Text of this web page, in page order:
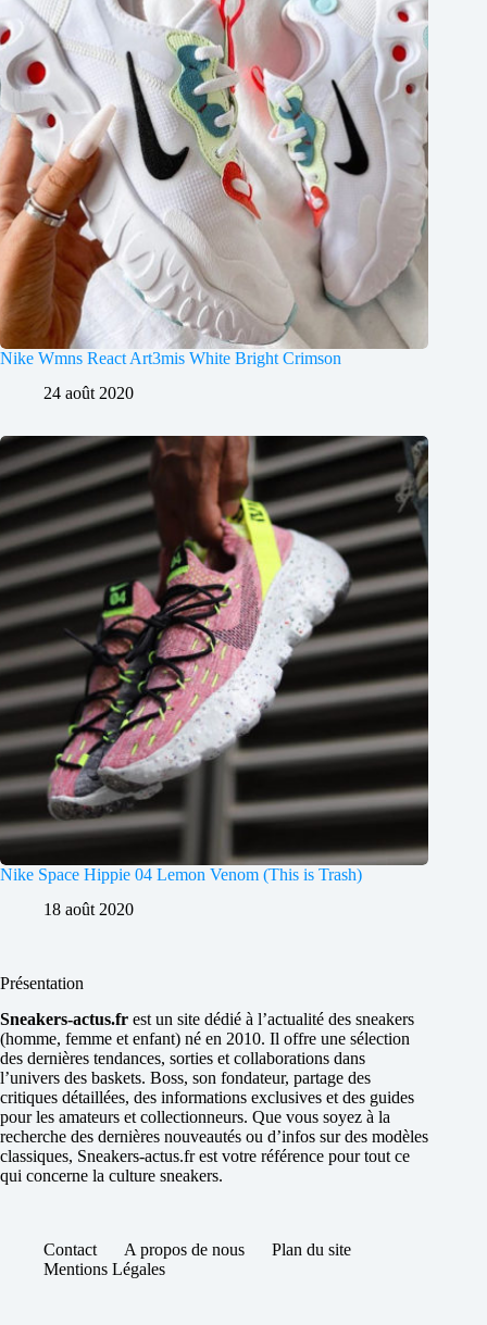
Nike Wmns React Art3mis White Bright Crimson
24 août 2020
Nike Space Hippie 04 Lemon Venom (This is Trash)
18 août 2020
Présentation
Sneakers-actus.fr est un site dédié à l’actualité des sneakers
(homme, femme et enfant) né en 2010. Il offre une sélection
des dernières tendances, sorties et collaborations dans
l’univers des baskets. Boss, son fondateur, partage des
critiques détaillées, des informations exclusives et des guides
pour les amateurs et collectionneurs. Que vous soyez à la
recherche des dernières nouveautés ou d’infos sur des modèles
classiques, Sneakers-actus.fr est votre référence pour tout ce
qui concerne la culture sneakers.
Contact A propos de nous
Plan du site
Mentions Légales